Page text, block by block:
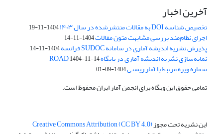
آخرین اخبار
تخصیص شناسه DOI به مقالات منتشرشده در سال ۱۴۰۳ 1404-11-19
اجرای نظام‌مند بررسی مشابهت متون مقالات1404-11-14
پذیرش نشریه اندیشه آماری در سامانه SUDOC فرانسه 1404-11-14
نمایه‌سازی نشریه اندیشه آماری در پایگاه ROAD1404-11-14
شماره ویژه مرتبط با آمار زیستی1404-09-01
تمامی حقوق این وبگاه برای انجمن آمار ایران محفوظ است.
این نشریه تحت مجوزCreative Commons Attribution (CC BY 4.0)